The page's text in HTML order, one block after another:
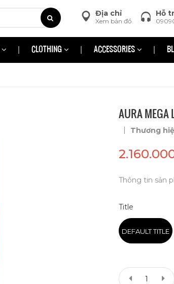
Hỗ
Địa chỉ
Xem bản đồ
CLOTHING ACCESSORIES
AURA MEGA
| Thương
Thông tin sản
Title
DEFAULT TITLE